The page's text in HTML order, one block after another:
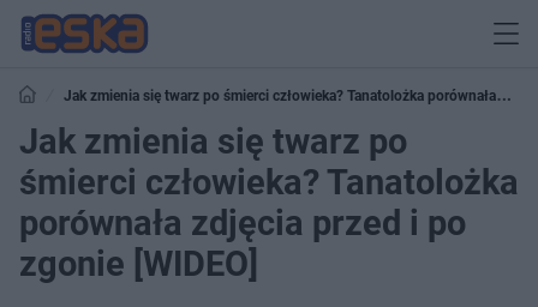
Jak zmienia się twarz po śmierci człowieka? Tanatolożka porównała
zdjęcia przed i po zgonie [WIDEO]
Jak zmienia się twarz po
śmierci człowieka? Tanatolożka
porównała zdjęcia przed i po
zgonie [WIDEO]